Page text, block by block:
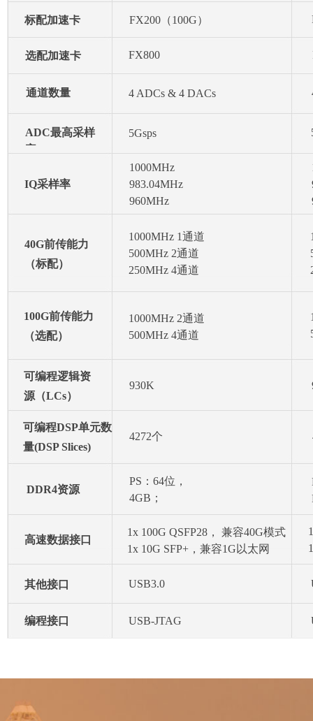
FX200（100G）
4 ADCs & 4 DACs
ADC最高采样
率
标配加速卡
选配加速卡 FX800
通道数量
5Gsps
IQ采样率
1000MHz
983.04MHz
960MHz
40G前传能力
（标配）
1000MHz 1通道
500MHz 2通道
250MHz 4通道
100G前传能力
（选配）
1000MHz 2通道
500MHz 4通道
可编程逻辑资
源（LCs）
930K
可编程DSP单元数
量(DSP Slices)
4272个
DDR4资源
PS：64位，
4GB；
PL：32位，2GB
高速数据接口
1x 100G QSFP28， 兼容40G模式
1x 10G SFP+，兼容1G以太网
其他接口
编程接口
USB3.0
USB-JTAG